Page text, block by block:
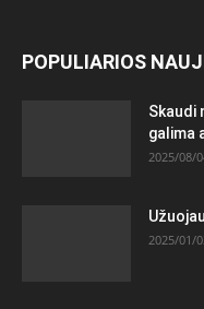
POPULIARIOS
Skaudi
galima
2025/08/
2025/01/